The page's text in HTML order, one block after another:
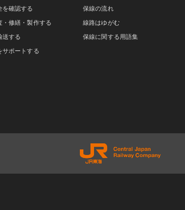
を確認する
・修繕・製作する
送する
サポートする
保線の流れ
線路はゆがむ
保線に関する用語集